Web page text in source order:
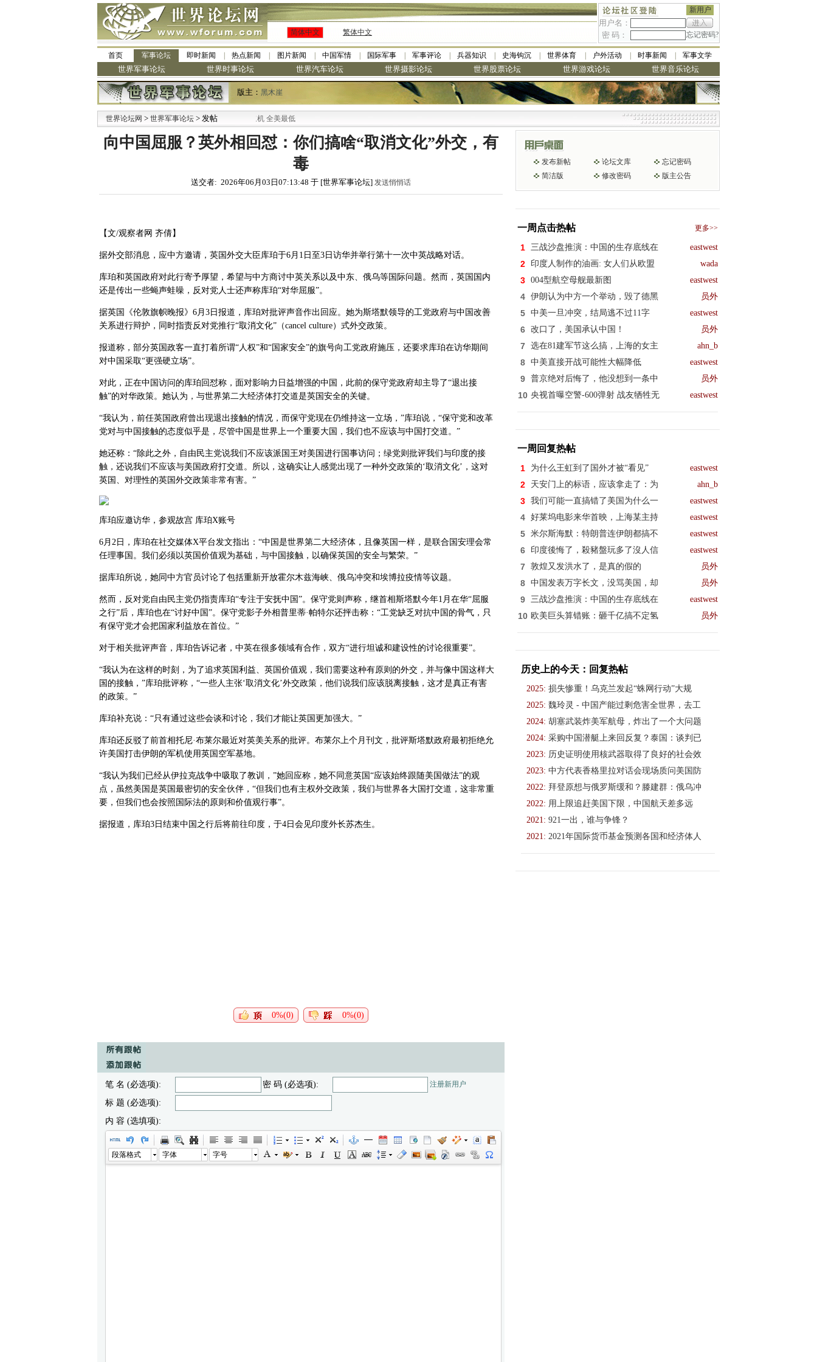
新用户
用户名：
密 码：
忘记密码?
简体中文 繁体中文
首页 军事论坛 即时新闻 热点新闻 图片新闻 中国军情 国际军事 军事评论 兵器知识 史海钩沉 世界体育 户外活动 时事新闻 军事文学
世界军事论坛 世界时事论坛 世界汽车论坛 世界摄影论坛 世界股票论坛 世界游戏论坛 世界音乐论坛
版主： 黑木崖
世界论坛网 > 世界军事论坛 > 发帖
·九阳全新免清洗型豆浆机 全美最低
向中国屈服？英外相回怼：你们搞啥“取消文化”外交，有
毒
送交者: 2026年06月03日07:13:48 于 [世界军事论坛] 发送悄悄话
【文/观察者网 齐倩】
据外交部消息，应中方邀请，英国外交大臣库珀于6月1日至3日访华并举行第十一次中英战略对话。
库珀和英国政府对此行寄予厚望，希望与中方商讨中英关系以及中东、俄乌等国际问题。然而，英国国内
还是传出一些蝇声蛙噪，反对党人士还声称库珀“对华屈服”。
据英国《伦敦旗帜晚报》6月3日报道，库珀对批评声音作出回应。她为斯塔默领导的工党政府与中国改善
关系进行辩护，同时指责反对党推行“取消文化”（cancel culture）式外交政策。
报道称，部分英国政客一直打着所谓“人权”和“国家安全”的旗号向工党政府施压，还要求库珀在访华期间
对中国采取“更强硬立场”。
对此，正在中国访问的库珀回怼称，面对影响力日益增强的中国，此前的保守党政府却主导了“退出接
触”的对华政策。她认为，与世界第二大经济体打交道是英国安全的关键。
“我认为，前任英国政府曾出现退出接触的情况，而保守党现在仍维持这一立场，”库珀说，“保守党和改革
党对与中国接触的态度似乎是，尽管中国是世界上一个重要大国，我们也不应该与中国打交道。”
她还称：“除此之外，自由民主党说我们不应该派国王对美国进行国事访问；绿党则批评我们与印度的接
触，还说我们不应该与美国政府打交道。所以，这确实让人感觉出现了一种外交政策的‘取消文化’，这对
英国、对理性的英国外交政策非常有害。”
库珀应邀访华，参观故宫 库珀X账号
6月2日，库珀在社交媒体X平台发文指出：“中国是世界第二大经济体，且像英国一样，是联合国安理会常
任理事国。我们必须以英国价值观为基础，与中国接触，以确保英国的安全与繁荣。”
据库珀所说，她同中方官员讨论了包括重新开放霍尔木兹海峡、俄乌冲突和埃博拉疫情等议题。
然而，反对党自由民主党仍指责库珀“专注于安抚中国”。保守党则声称，继首相斯塔默今年1月在华“屈服
之行”后，库珀也在“讨好中国”。保守党影子外相普里蒂·帕特尔还抨击称：“工党缺乏对抗中国的骨气，只
有保守党才会把国家利益放在首位。”
对于相关批评声音，库珀告诉记者，中英在很多领域有合作，双方“进行坦诚和建设性的讨论很重要”。
“我认为在这样的时刻，为了追求英国利益、英国价值观，我们需要这种有原则的外交，并与像中国这样大
国的接触，”库珀批评称，“一些人主张‘取消文化’外交政策，他们说我们应该脱离接触，这才是真正有害
的政策。”
库珀补充说：“只有通过这些会谈和讨论，我们才能让英国更加强大。”
库珀还反驳了前首相托尼·布莱尔最近对英美关系的批评。布莱尔上个月刊文，批评斯塔默政府最初拒绝允
许美国打击伊朗的军机使用英国空军基地。
“我认为我们已经从伊拉克战争中吸取了教训，”她回应称，她不同意英国“应该始终跟随美国做法”的观
点，虽然美国是英国最密切的安全伙伴，“但我们也有主权外交政策，我们与世界各大国打交道，这非常重
要，但我们也会按照国际法的原则和价值观行事”。
据报道，库珀3日结束中国之行后将前往印度，于4日会见印度外长苏杰生。
0%(0) 0%(0)
笔 名 (必选项): 密 码 (必选项): 注册新用户
标 题 (必选项):
内 容 (选填项):
段落格式 字体 字号
发布新帖 论坛文库
忘记密码
简洁版
修改密码 版主公告
一周点击热帖 更多>>
1 三战沙盘推演：中国的生存底线在 eastwest
2 印度人制作的油画: 女人们从欧盟 wada
3 004型航空母舰最新图 eastwest
4 伊朗认为中方一个举动，毁了德黑 员外
5 中美一旦冲突，结局逃不过11字 eastwest
6 改口了，美国承认中国！ 员外
7 选在81建军节这么搞，上海的女主 ahn_b
8 中美直接开战可能性大幅降低 eastwest
9 普京绝对后悔了，他没想到一条中 员外
10 央视首曝空警-600弹射 战友牺牲无 eastwest
一周回复热帖
1 为什么王虹到了国外才被“看见” eastwest
2 天安门上的标语，应该拿走了：为 ahn_b
3 我们可能一直搞错了美国为什么一 eastwest
4 好莱坞电影来华首映，上海某主持 eastwest
5 米尔斯海默：特朗普连伊朗都搞不 eastwest
6 印度後悔了，殺豬盤玩多了沒人信 eastwest
7 敦煌又发洪水了，是真的假的 员外
8 中国发表万字长文，没骂美国，却 员外
9 三战沙盘推演：中国的生存底线在 eastwest
10 欧美巨头算错账：砸千亿搞不定氢 员外
历史上的今天：回复热帖
2025: 损失惨重！乌克兰发起“蛛网行动”大规
2025: 魏玲灵 - 中国产能过剩危害全世界，去工
2024: 胡塞武装炸美军航母，炸出了一个大问题
2024: 采购中国潜艇上来回反复？泰国：谈判已
2023: 历史证明使用核武器取得了良好的社会效
2023: 中方代表香格里拉对话会现场质问美国防
2022: 拜登原想与俄罗斯缓和？滕建群：俄乌冲
2022: 用上限追赶美国下限，中国航天差多远
2021: 921一出，谁与争锋？
2021: 2021年国际货币基金预测各国和经济体人